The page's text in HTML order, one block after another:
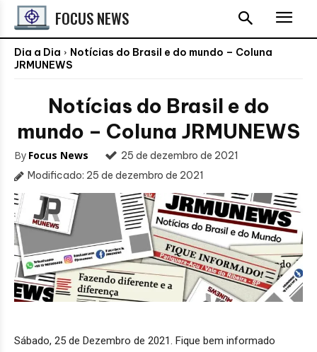
FOCUS NEWS
Dia a Dia
Notícias do Brasil e do mundo – Coluna
JRMUNEWS
Notícias do Brasil e do
mundo – Coluna JRMUNEWS
By Focus News
25 de dezembro de 2021
Modificado: 25 de dezembro de 2021
Sábado, 25 de Dezembro de 2021. Fique bem informado